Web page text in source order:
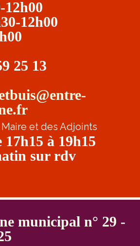
12h00
25 13
et des Adjoints
à 19h15
sur rdv
municipal n° 29 -